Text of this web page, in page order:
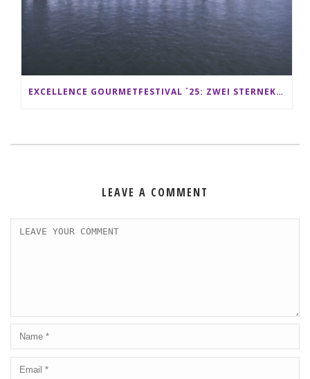
EXCELLENCE GOURMETFESTIVAL ´25: ZWEI STERNEKÖCHE ANTONIO GUIDA & DARIO MORESCO VERWÖHNEN IHRE GÄSTE AUF EINER LUXERIÖSEN SCHIFFSREISE
LEAVE A COMMENT